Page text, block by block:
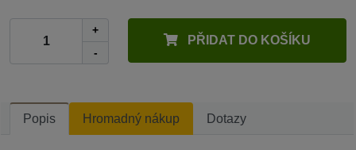
+
-
PŘIDAT DO KOŠÍKU
Popis Hromadný nákup Dotazy